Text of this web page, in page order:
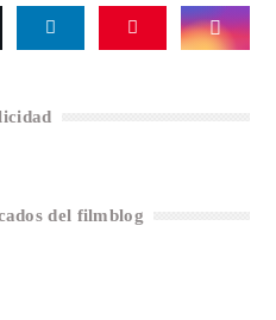
del filmblog